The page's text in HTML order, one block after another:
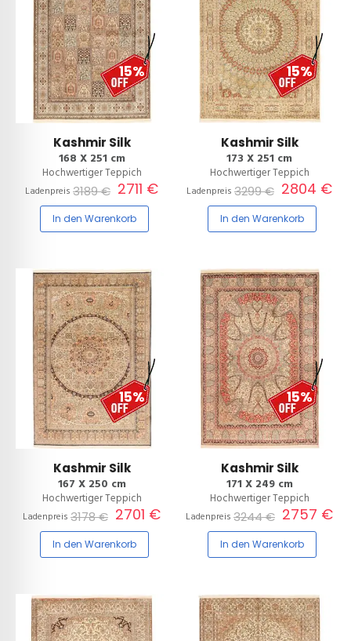
15%
Kashmir Silk
168 X 251 cm
Hochwertiger Teppich
Ladenpreis 3189 € 2711 €
In den Warenkorb
15%
Kashmir Silk
173 X 251 cm
Hochwertiger Teppich
Ladenpreis 3299 € 2804 €
In den Warenkorb
15%
Kashmir Silk
167 X 250 cm
Hochwertiger Teppich
Ladenpreis 3178 € 2701 €
In den Warenkorb
15%
Kashmir Silk
171 X 249 cm
Hochwertiger Teppich
Ladenpreis 3244 € 2757 €
In den Warenkorb